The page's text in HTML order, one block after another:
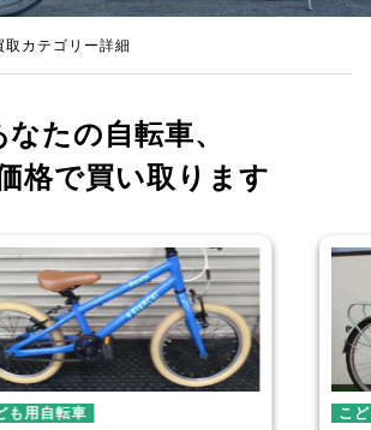
取カテゴリー詳細
なたの自転車、
格で買い取ります